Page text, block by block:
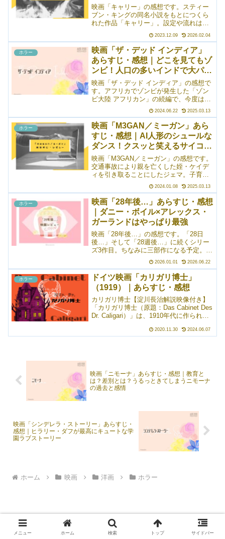
小説を再映画化
映画「キャリー」の感想です。スティー
ブン・キングの同名小説をもとにつくら
れた作品「キャリー」。設定や流れは
デ・パルマ版とほとんど一緒なので、あ
っちはどうだった、こっちはどうだとど
うしても比べてしまいたくなりますが、
これは厳禁。雰囲気がまったく違いま
す。デ・パルマ版と比べずに、これ単体
で観るととても面白いですよ！
2023.12.09 2026.02.04
ホラー
映画「ザ・デッド インディア」
あらすじ・感想｜どこを見てもゾ
ンビ！人口の多いインドで大パニ
ック
映画「ザ・デッド インディア」の感想で
す。アフリカでゾンビが発生した「ゾン
ビ大陸 アフリカン」の続編で、今度はイ
ンドでゾンビが大量発生しちゃったみた
い！ わー、どうしよう！？ というお
話。ポイントは、ロードムービー要素が
強いところ（好き嫌いに分かれそう）
と、主人公の男性がめちゃくちゃ普通の
人であるというところ。私は結構好きで
した。
2024.06.22 2025.03.13
ホラー
映画「M3GAN／ミーガン」あら
すじ・感想｜AI人形のシュールな
ダンス！クスッと笑えるサイコホ
ラー
映画「M3GAN／ミーガン」の感想です。
交通事故により親を亡くした姪・ケイデ
ィを引き取ることにしたジェマ。子育て
経験のないジェマは、ケイディとうまく
接することができず、仕事で開発してい
たAIロボット（人形）のミーガンを与え
ることにした……というところから始ま
る物語です。ほとんど他人のような序盤
のジェマとケイディの距離感がリアルで
した。
2024.01.08 2025.03.13
ホラー
映画「28年後…」あらすじ・感想
｜ダニー・ボイル×アレックス・
ガーランドはやっぱり最強
映画「28年後…」の感想です。「28日
後…」そして「28週後…」に続くシリー
ズ3作目。ちなみに三部作になる予定。
「28日後…」に引き続き、ダニー・ボイ
ル×アレックス・ガーランドのタッグ再
び！で大興奮でした。まさにまさにな展
開と演出が続き、めちゃくちゃ面白かっ
たです。ストーリーとしては、孤島で暮
らしていた12歳の少年が、あることをき
っかけに、病気の母を連れて感染者がい
る本土を訪れるというものでした。最
2026.01.01 2026.06.22
ホラー
ドイツ映画「カリガリ博士」
（1919）｜あらすじ・感想
カリガリ博士【淀川長治解説映像付き】
「カリガリ博士（原題：Das Cabinet Des
Dr. Caligari）」は、1910年代に作られた
ればならない作品のひとつです。白黒の
2020.11.30 2024.06.07
映画「ニモーナ」あらすじ・感想｜教育と
は？差別とは？うるっときてしまうニモーナ
の過去と感情
映画「シンデレラ・ストーリー」あらすじ・
感想｜ヒラリー・ダフが最高にキュートな学
園ラブストーリー
ホーム 映画 洋画 ホラー
メニュー ホーム 検索 トップ サイドバー